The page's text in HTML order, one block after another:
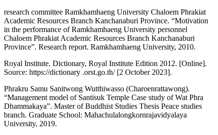
research committee Ramkhamhaeng University Chaloem Phrakiat
Academic Resources Branch Kanchanaburi Province. “Motivation
in the performance of Ramkhamhaeng University personnel
Chaloem Phrakiat Academic Resources Branch Kanchanaburi
Province”. Research report. Ramkhamhaeng University, 2010.
Royal Institute. Dictionary, Royal Institute Edition 2012. [Online].
Source: https://dictionary .orst.go.th/ [2 October 2023].
Phrakru Samu Sanitwong Wutthiwasso (Charoenrattawong).
“Management model of Santisuk Temple Case study of Wat Phra
Dhammakaya”. Master of Buddhist Studies Thesis Peace studies
branch. Graduate School: Mahachulalongkornrajavidyalaya
University, 2019.